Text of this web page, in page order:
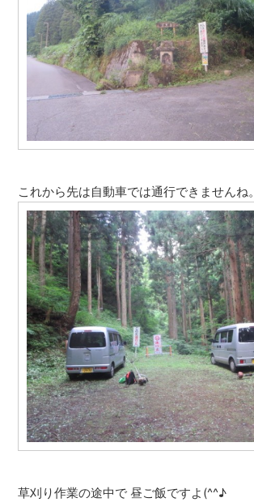
これから先は自動車では通行できませんね。
草刈り作業の途中で 昼ご飯ですよ(^^♪